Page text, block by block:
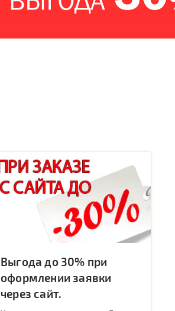
Выгода до 30% при
оформлении заявки
через сайт.